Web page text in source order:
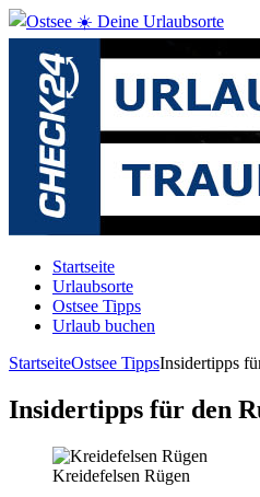
Startseite
Urlaubsorte
Ostsee Tipps
Urlaub buchen
StartseiteOstsee TippsInsidertipps
Insidertipps für den
Kreidefelsen Rügen